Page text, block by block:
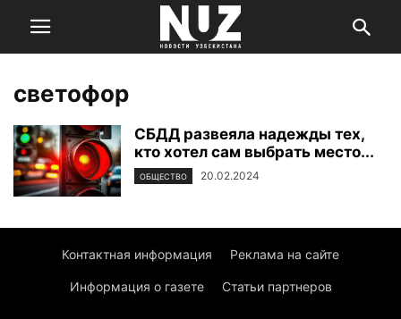
светофор
СБДД развеяла надежды тех,
кто хотел сам выбрать место...
ОБЩЕСТВО 20.02.2024
Контактная информация Реклама на сайте
Информация о газете Статьи партнеров